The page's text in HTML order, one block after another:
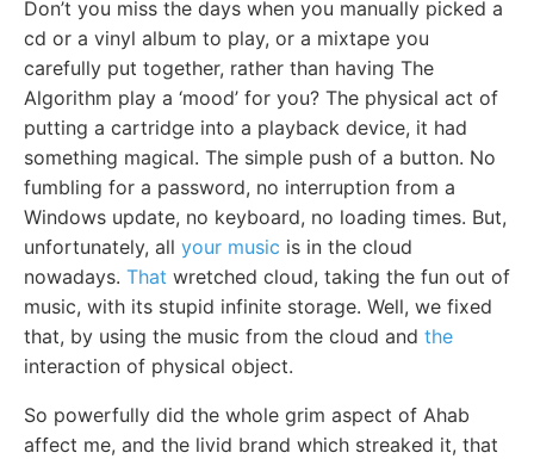
Don’t you miss the days when you manually picked a
cd or a vinyl album to play, or a mixtape you
carefully put together, rather than having The
Algorithm play a ‘mood’ for you? The physical act of
putting a cartridge into a playback device, it had
something magical. The simple push of a button. No
fumbling for a password, no interruption from a
Windows update, no keyboard, no loading times. But,
unfortunately, all your music is in the cloud
nowadays. That wretched cloud, taking the fun out of
music, with its stupid infinite storage. Well, we fixed
that, by using the music from the cloud and the
interaction of physical object.
So powerfully did the whole grim aspect of Ahab
affect me, and the livid brand which streaked it, that